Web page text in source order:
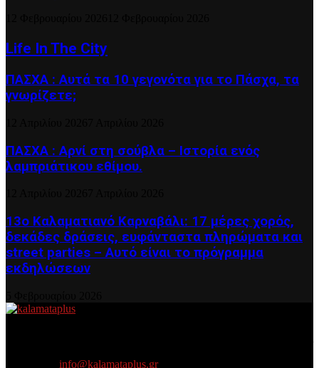
Life In The City
ΠΑΣΧΑ : Αυτά τα 10 γεγονότα για το Πάσχα, τα
γνωρίζετε;
ΠΑΣΧΑ : Αρνί στη σούβλα – Ιστορία ενός
λαμπριάτικου εθίμου.
13ο Καλαματιανό Καρναβάλι: 17 μέρες χορός,
δεκάδες δράσεις, ευφάνταστα πληρώματα και
street parties – Αυτό είναι το πρόγραμμα
εκδηλώσεων
info@kalamataplus.gr